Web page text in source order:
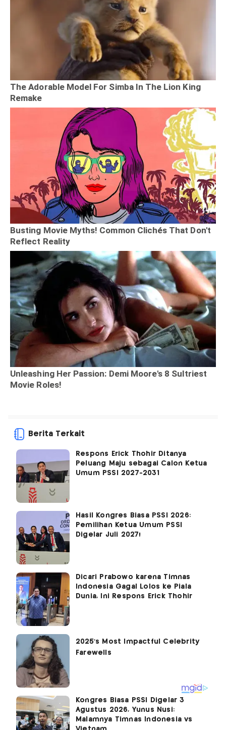
Berita Terkait
Respons Erick Thohir Ditanya
Peluang Maju sebagai Calon Ketua
Umum PSSI 2027-2031
Hasil Kongres Biasa PSSI 2026:
Pemilihan Ketua Umum PSSI
Digelar Juli 2027!
Dicari Prabowo karena Timnas
Indonesia Gagal Lolos ke Piala
Dunia, Ini Respons Erick Thohir
Kongres Biasa PSSI Digelar 3
Agustus 2026, Yunus Nusi:
Malamnya Timnas Indonesia vs